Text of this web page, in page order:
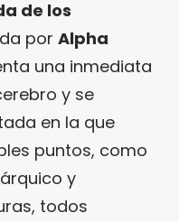
de los
por Alpha
una inmediata
y se
en la que
puntos, como
y
todos